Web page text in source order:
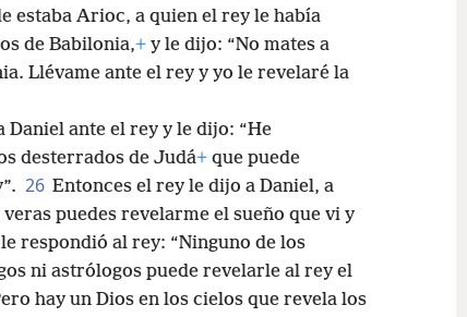
al rey”.+
estaba Arioc, a quien el rey le había
de Babilonia,+ y le dijo: “No mates a
Llévame ante el rey y yo le revelaré la
ante el rey y le dijo: “He
desterrados de Judá+ que puede
26 Entonces el rey le dijo a Daniel, a
veras puedes revelarme el sueño que vi y
respondió al rey: “Ninguno de los
ni astrólogos puede revelarle al rey el